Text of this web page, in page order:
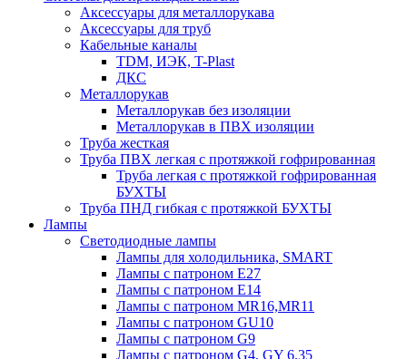
Аксессуары для металлорукава
Аксессуары для труб
Кабельные каналы
TDM, ИЭК, T-Plast
ДКС
Металлорукав
Металлорукав без изоляции
Металлорукав в ПВХ изоляции
Труба жесткая
Труба ПВХ легкая с протяжкой гофрированная
Труба легкая с протяжкой гофрированная
БУХТЫ
Труба ПНД гибкая с протяжкой БУХТЫ
Лампы
Светодиодные лампы
Лампы для холодильника, SMART
Лампы с патроном E27
Лампы с патроном Е14
Лампы с патроном MR16,MR11
Лампы с патроном GU10
Лампы с патроном G9
Лампы с патроном G4, GY 6.35